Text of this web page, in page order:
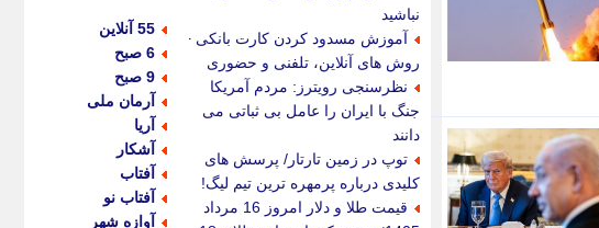
نباشید
آموزش مسدود کردن کارت بانکی +
روش های آنلاین، تلفنی و حضوری
نظرسنجی رویترز: مردم آمریکا
جنگ با ایران را عامل بی ثباتی می
دانند
توپ در زمین تارتار/ پرسش های
کلیدی درباره پرمهره ترین تیم لیگ!
قیمت طلا و دلار امروز 16 مرداد
55 آنلاین
6 صبح
9 صبح
آرمان ملی
آریا
آشکار
آفتاب
آفتاب نو
آوازه شهر